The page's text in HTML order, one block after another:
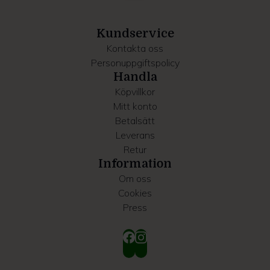
Kundservice
Kontakta oss
Personuppgiftspolicy
Handla
Köpvillkor
Mitt konto
Betalsätt
Leverans
Retur
Information
Om oss
Cookies
Press